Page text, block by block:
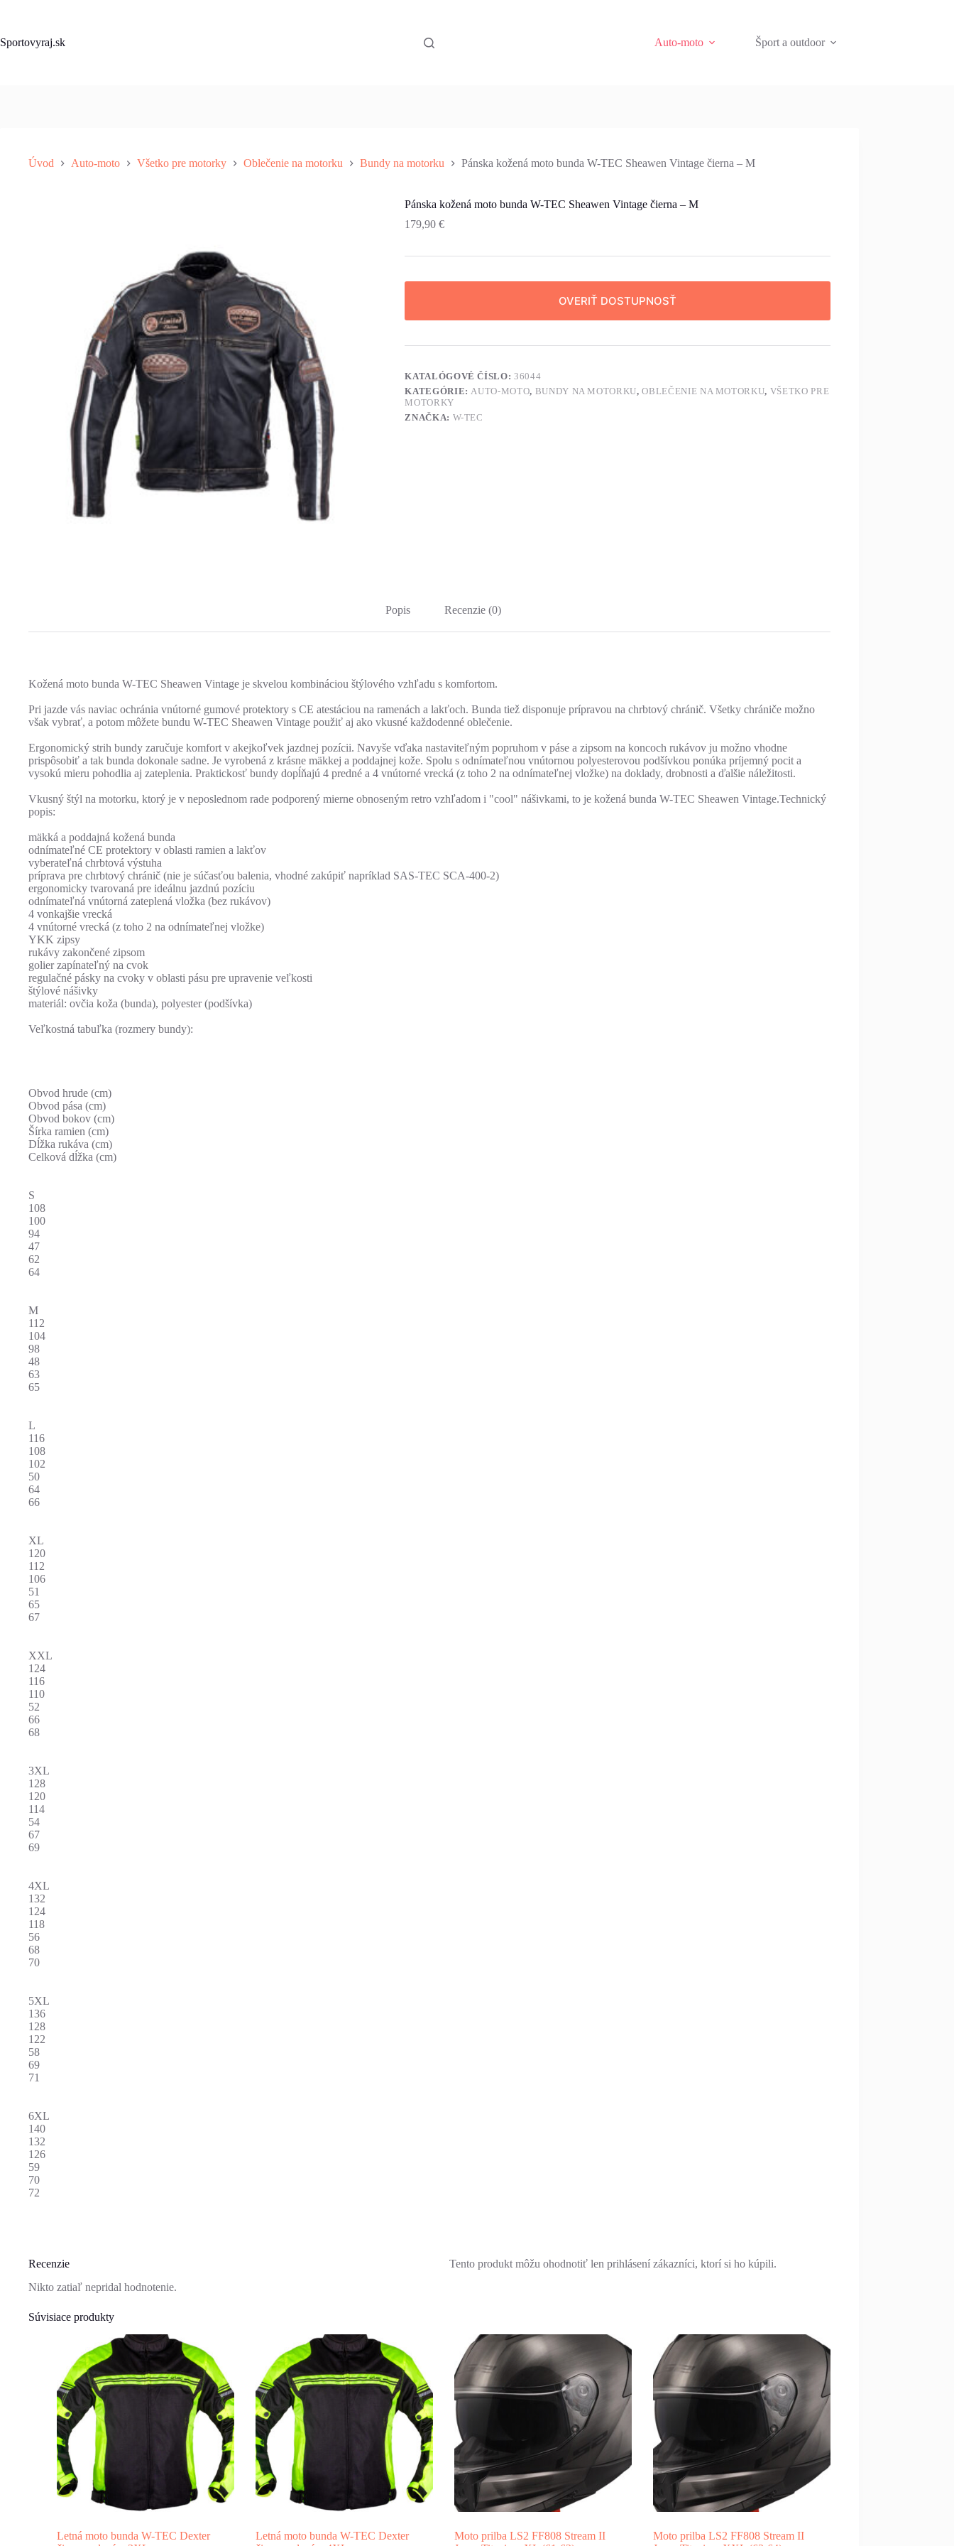
Sportovyraj.sk
Auto-moto Šport a outdoor
Úvod Auto-moto Všetko pre motorky Oblečenie na motorku Bundy na motorku Pánska kožená moto bunda W-TEC Sheawen Vintage čierna – M
Pánska kožená moto bunda W-TEC Sheawen Vintage čierna – M
179,90€
OVERIŤ DOSTUPNOSŤ
KATALÓGOVÉ ČÍSLO:36044
KATEGÓRIE:AUTO-MOTO, BUNDY NA MOTORKU,OBLEČENIE NA MOTORKU, VŠETKO PRE
MOTORKY
ZNAČKA: W-TEC
Popis Recenzie (0)
Kožená moto bunda W-TEC Sheawen Vintage je skvelou kombináciou štýlového vzhľadu s komfortom.
Pri jazde vás naviac ochránia vnútorné gumové protektory s CE atestáciou na ramenách a lakťoch. Bunda tiež disponuje prípravou na chrbtový chránič. Všetky chrániče možno
však vybrať, a potom môžete bundu W-TEC Sheawen Vintage použiť aj ako vkusné každodenné oblečenie.
Ergonomický strih bundy zaručuje komfort v akejkoľvek jazdnej pozícii. Navyše vďaka nastaviteľným popruhom v páse a zipsom na koncoch rukávov ju možno vhodne
prispôsobiť a tak bunda dokonale sadne. Je vyrobená z krásne mäkkej a poddajnej kože. Spolu s odnímateľnou vnútornou polyesterovou podšívkou ponúka príjemný pocit a
vysokú mieru pohodlia aj zateplenia. Praktickosť bundy dopĺňajú 4 predné a 4 vnútorné vrecká (z toho 2 na odnímateľnej vložke) na doklady, drobnosti a ďalšie náležitosti.
Vkusný štýl na motorku, ktorý je v neposlednom rade podporený mierne obnoseným retro vzhľadom i "cool" nášivkami, to je kožená bunda W-TEC Sheawen Vintage.Technický
popis:
mäkká a poddajná kožená bunda
odnímateľné CE protektory v oblasti ramien a lakťov
vyberateľná chrbtová výstuha
príprava pre chrbtový chránič (nie je súčasťou balenia, vhodné zakúpiť napríklad SAS-TEC SCA-400-2)
ergonomicky tvarovaná pre ideálnu jazdnú pozíciu
odnímateľná vnútorná zateplená vložka (bez rukávov)
4 vonkajšie vrecká
4 vnútorné vrecká (z toho 2 na odnímateľnej vložke)
YKK zipsy
rukávy zakončené zipsom
golier zapínateľný na cvok
regulačné pásky na cvoky v oblasti pásu pre upravenie veľkosti
štýlové nášivky
materiál: ovčia koža (bunda), polyester (podšívka)
Veľkostná tabuľka (rozmery bundy):
Obvod hrude (cm)
Obvod pása (cm)
Obvod bokov (cm)
Šírka ramien (cm)
Dĺžka rukáva (cm)
Celková dĺžka (cm)
S
108
100
94
47
62
64
M
112
104
98
48
63
65
L
116
108
102
50
64
66
XL
120
112
106
51
65
67
XXL
124
116
110
52
66
68
3XL
128
120
114
54
67
69
4XL
132
124
118
56
68
70
5XL
136
128
122
58
69
71
6XL
140
132
126
59
70
72
Recenzie
Nikto zatiaľ nepridal hodnotenie.
Tento produkt môžu ohodnotiť len prihlásení zákazníci, ktorí si ho kúpili.
Súvisiace produkty
Letná moto bunda W-TEC Dexter
Letná moto bunda W-TEC Dexter
Moto prilba LS2 FF808 Stream II
Moto prilba LS2 FF808 Stream II